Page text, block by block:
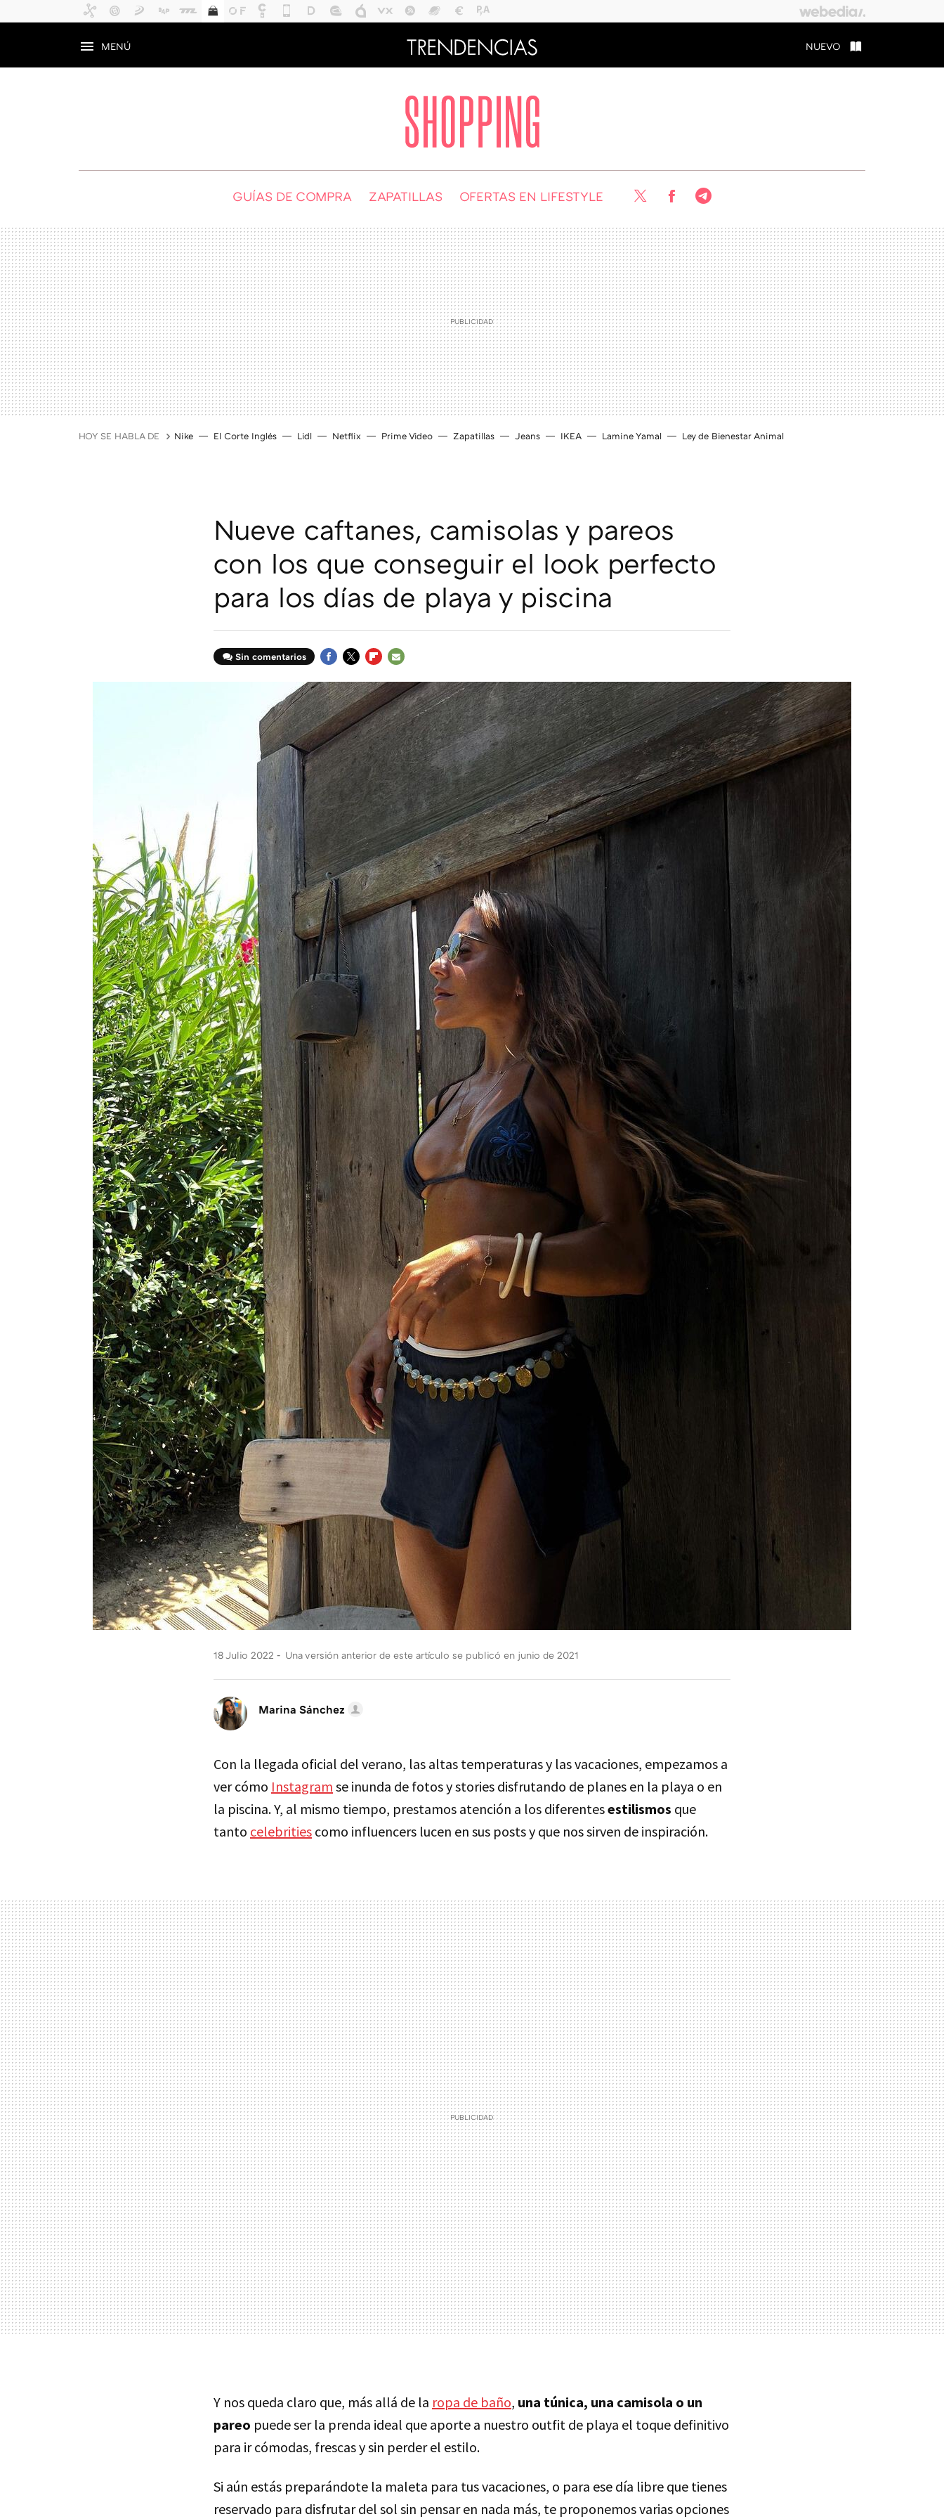
MENÚ NUEVO
GUÍAS DE COMPRA ZAPATILLAS OFERTAS EN LIFESTYLE Twitter Facebook
HOY SE HABLA DE Nike El Corte Inglés Lidl Netflix Prime Video Zapatillas Jeans IKEA Lamine Yamal Ley de Bienestar Animal
Nueve caftanes, camisolas y pareos
con los que conseguir el look perfecto
para los días de playa y piscina
Sin comentarios
MAIL
18 Julio 2022 Una versión anterior de este artículo se publicó en junio de 2021
Marina Sánchez
Con la llegada oficial del verano, las altas temperaturas y las vacaciones, empezamos a
ver cómo Instagram se inunda de fotos y stories disfrutando de planes en la playa o en
la piscina. Y, al mismo tiempo, prestamos atención a los diferentesestilismos que
tanto celebrities como influencers lucen en sus posts y que nos sirven de inspiración.
Y nos queda claro que, más allá de la ropa de baño, una túnica, una camisola o un
pareo puede ser la prenda ideal que aporte a nuestro outfit de playa el toque definitivo
para ir cómodas, frescas y sin perder el estilo.
Si aún estás preparándote la maleta para tus vacaciones, o para ese día libre que tienes
reservado para disfrutar del sol sin pensar en nada más, te proponemos varias opciones